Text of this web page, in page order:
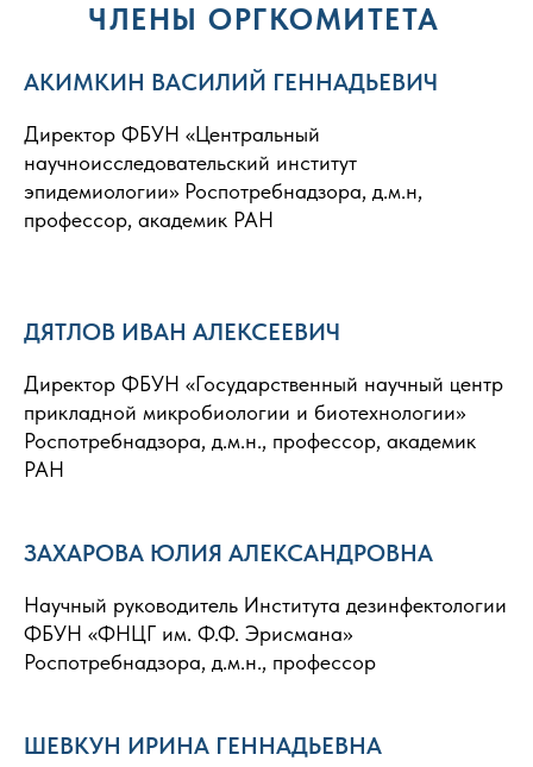
ЧЛЕНЫ ОРГКОМИТЕТА
АКИМКИН ВАСИЛИЙ ГЕННАДЬЕВИЧ
Директор ФБУН «Центральный
научноисследовательский институт
эпидемиологии» Роспотребнадзора, д.м.н,
профессор, академик РАН
ДЯТЛОВ ИВАН АЛЕКСЕЕВИЧ
Директор ФБУН «Государственный научный центр
прикладной микробиологии и биотехнологии»
Роспотребнадзора, д.м.н., профессор, академик
РАН
ЗАХАРОВА ЮЛИЯ АЛЕКСАНДРОВНА
Научный руководитель Института дезинфектологии
ФБУН «ФНЦГ им. Ф.Ф. Эрисмана»
Роспотребнадзора, д.м.н., профессор
ШЕВКУН ИРИНА ГЕННАДЬЕВНА